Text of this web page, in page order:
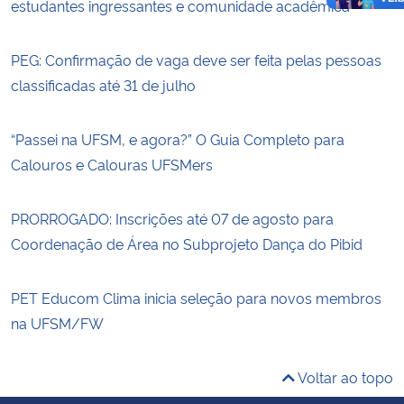
estudantes ingressantes e comunidade acadêmica
PEG: Confirmação de vaga deve ser feita pelas pessoas
classificadas até 31 de julho
“Passei na UFSM, e agora?” O Guia Completo para
Calouros e Calouras UFSMers
PRORROGADO: Inscrições até 07 de agosto para
Coordenação de Área no Subprojeto Dança do Pibid
PET Educom Clima inicia seleção para novos membros
na UFSM/FW
Voltar ao topo